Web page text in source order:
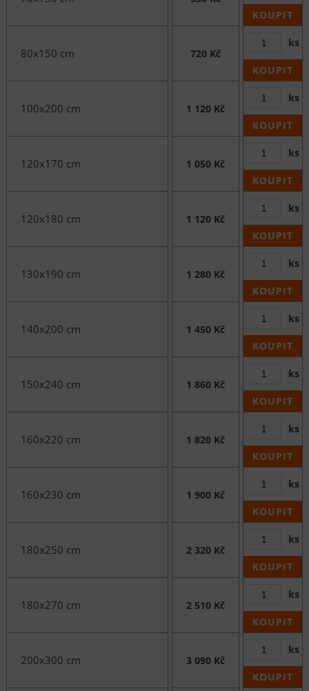
KOUPIT
80x150 cm 720 Kč
ks
KOUPIT
100x200 cm 1 120 Kč
ks
KOUPIT
120x170 cm 1 050 Kč
ks
KOUPIT
120x180 cm 1 120 Kč
ks
KOUPIT
130x190 cm 1 280 Kč
ks
KOUPIT
140x200 cm 1 450 Kč
ks
KOUPIT
150x240 cm 1 860 Kč
ks
KOUPIT
160x220 cm 1 820 Kč
ks
KOUPIT
160x230 cm 1 900 Kč
ks
KOUPIT
180x250 cm 2 320 Kč
ks
KOUPIT
180x270 cm 2 510 Kč
ks
KOUPIT
200x300 cm 3 090 Kč
ks
KOUPIT